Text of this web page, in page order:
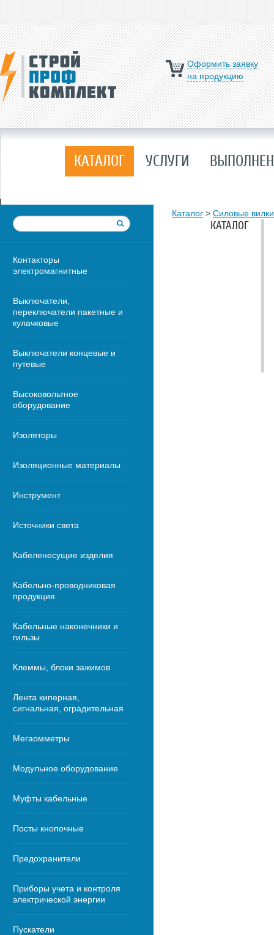
Оформить заявку
на продукцию
КАТАЛОГ УСЛУГИ
Контакторы
электромагнитные
Выключатели,
переключатели пакетные и
кулачковые
Выключатели концевые и
путевые
Высоковольтное
оборудование
Изоляторы
Изоляционные материалы
Инструмент
Источники света
Кабеленесущие изделия
Кабельно-проводниковая
продукция
Кабельные наконечники и
гильзы
Клеммы, блоки зажимов
Лента киперная,
сигнальная, оградительная
Мегаомметры
Модульное оборудование
Муфты кабельные
Посты кнопочные
Предохранители
Приборы учета и контроля
электрической энергии
Пускатели
Каталог > Силовые
КАТАЛОГ